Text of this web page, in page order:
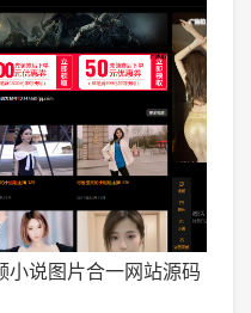
小说图片合一网站源码